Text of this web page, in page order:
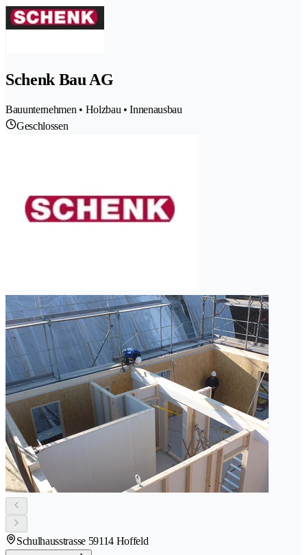
Schenk Bau AG
Bauunternehmen • Holzbau • Innenausbau
Geschlossen
Schulhausstrasse 59114 Hoffeld